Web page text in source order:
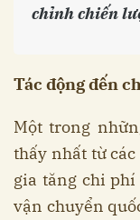
chỉnh chiến
Tác động đến
Một trong
thấy nhất từ
gia tăng chi
vận chuyển